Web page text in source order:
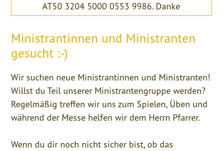
AT50 3204 5000 0553 9986. Danke
Ministrantinnen und Ministranten
gesucht :-)
Wir suchen neue Ministrantinnen und Ministranten!
Willst du Teil unserer Ministrantengruppe werden?
Regelmäßig treffen wir uns zum Spielen, Üben und
während der Messe helfen wir dem Herrn Pfarrer.
Wenn du dir noch nicht sicher bist, ob das